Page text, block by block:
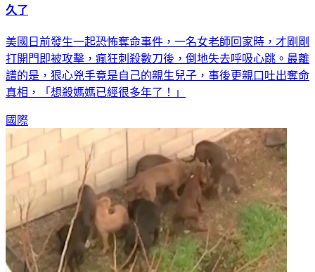
久了
美國日前發生一起恐怖奪命事件，一名女老師回家時，才剛剛
打開門即被攻擊，瘋狂刺殺數刀後，倒地失去呼吸心跳。最離
譜的是，狠心兇手竟是自己的親生兒子，事後更親口吐出奪命
真相，「想殺媽媽已經很多年了！」
國際